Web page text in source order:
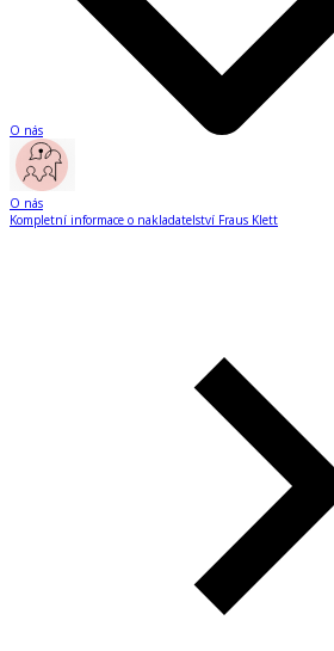
O nás
O nás
Kompletní informace o nakladatelství Fraus Klett